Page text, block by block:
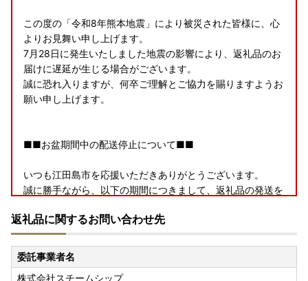
この度の「令和8年熊本地震」により被災された皆様に、心
よりお見舞い申し上げます。
7月28日に発生いたしました地震の影響により、返礼品のお
届けに遅延が生じる場合がございます。
誠に恐れ入りますが、何卒ご理解とご協力を賜りますようお
願い申し上げます。
■■お盆期間中の配送停止について■■
いつも江田島市を応援いただきありがとうございます。
誠に勝手ながら、以下の期間につきまして、返礼品の発送を
【発送停止期間】8月6日〜8月16日
※日時指定・定期便・お中元を除く
返礼品に関するお問い合わせ先
委託事業者名
株式会社スチームシップ